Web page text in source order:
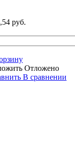
руб.
Отложено
В сравнении